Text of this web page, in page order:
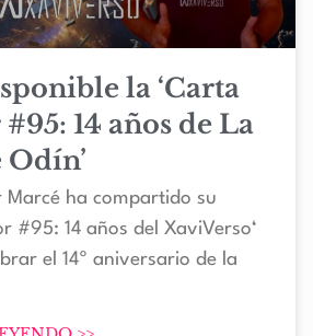
la ‘Carta
14 años de La
Marcé ha compartido su
#95: 14 años del XaviVerso‘
el 14º aniversario de la